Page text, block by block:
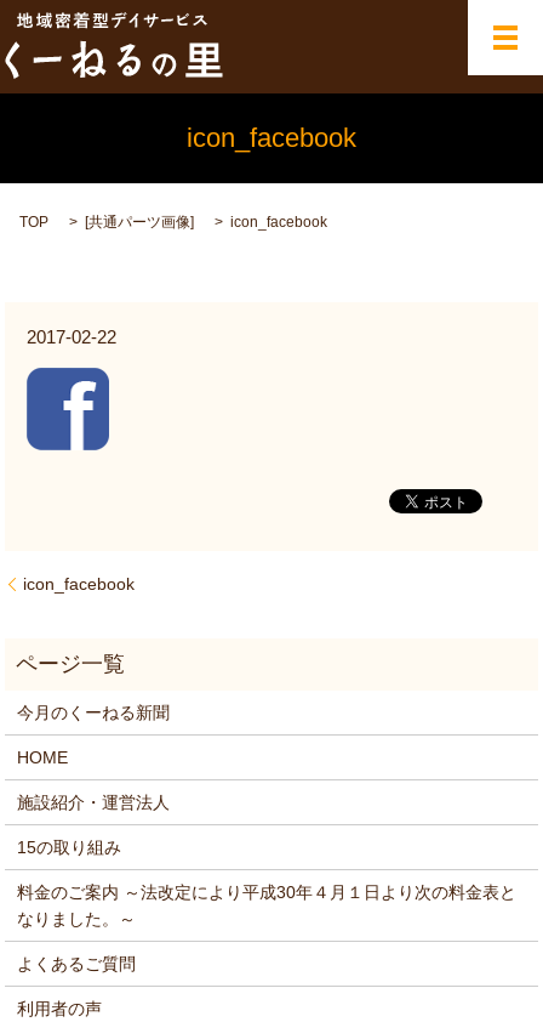
icon_facebook
TOP [共通パーツ画像] icon_facebook
2017-02-22
icon_facebook
今月のくーねる新聞
HOME
施設紹介・運営法人
15の取り組み
料金のご案内 ～法改定により平成30年４月１日より次の料金表と
なりました。～
よくあるご質問
利用者の声